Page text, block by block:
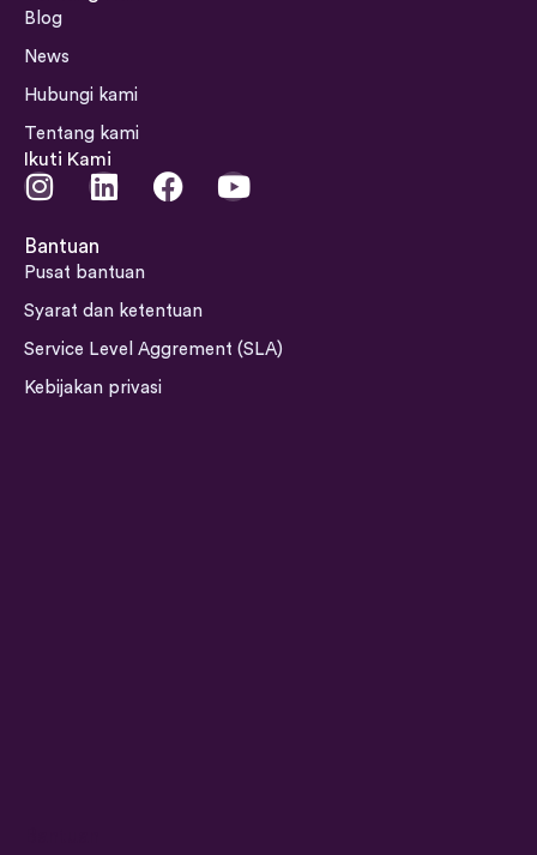
Blog
News
Hubungi kami
Tentang kami
Ikuti Kami
I
s
t
a
r
a
L
k
e
i
n
F
b
o
Y
b
e
Bantuan
Pusat bantuan
Syarat dan ketentuan
Service Level Aggrement (SLA)
Kebijakan privasi